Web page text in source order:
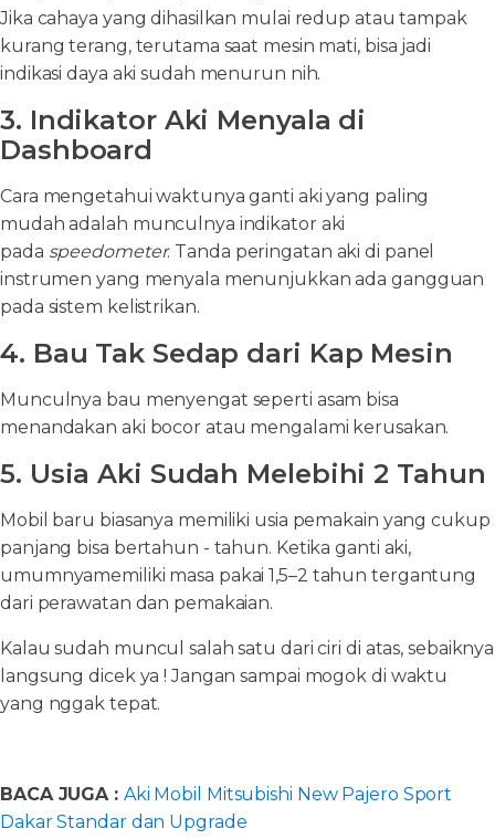
Jika cahaya yang dihasilkan mulai redup atau tampak
kurang terang, terutama saat mesin mati, bisa jadi
indikasi daya aki sudah menurun nih.
3. Indikator Aki Menyala di
Dashboard
Cara mengetahui waktunya ganti aki yang paling
mudah adalah munculnya indikator aki
pada speedometer. Tanda peringatan aki di panel
instrumen yang menyala menunjukkan ada gangguan
pada sistem kelistrikan.
4. Bau Tak Sedap dari Kap Mesin
Munculnya bau menyengat seperti asam bisa
menandakan aki bocor atau mengalami kerusakan.
5. Usia Aki Sudah Melebihi 2 Tahun
Mobil baru biasanya memiliki usia pemakain yang cukup
panjang bisa bertahun - tahun. Ketika ganti aki,
umumnyamemiliki masa pakai 1,5–2 tahun tergantung
dari perawatan dan pemakaian.
Kalau sudah muncul salah satu dari ciri di atas, sebaiknya
langsung dicek ya ! Jangan sampai mogok di waktu
yang nggak tepat.
BACA JUGA : Aki Mobil Mitsubishi New Pajero Sport
Dakar Standar dan Upgrade